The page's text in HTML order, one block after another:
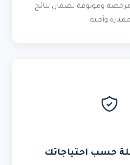
مرخصة وموثوقة لضمان نتائج
ممتازة وآمنة.
حسب احتياجاتك